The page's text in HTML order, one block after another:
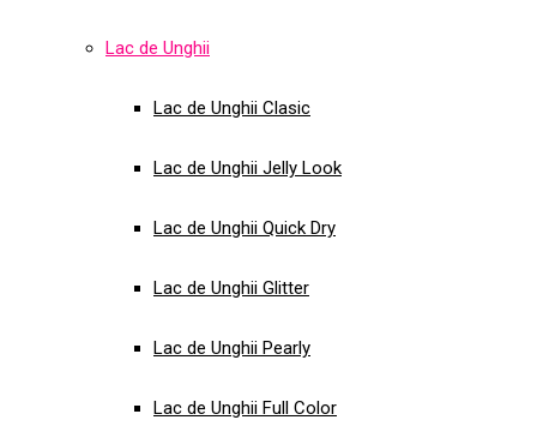
Lac de Unghii
Lac de Unghii Clasic
Lac de Unghii Jelly Look
Lac de Unghii Quick Dry
Lac de Unghii Glitter
Lac de Unghii Pearly
Lac de Unghii Full Color